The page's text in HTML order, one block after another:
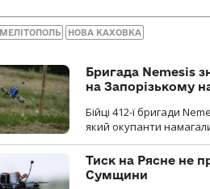
МЕЛІТОПОЛЬ НОВА КАХОВКА
Бригада Nemesis
на Запорізькому
Бійці 412-ї бригади
який окупанти
Тиск на Рясне не
Сумщини